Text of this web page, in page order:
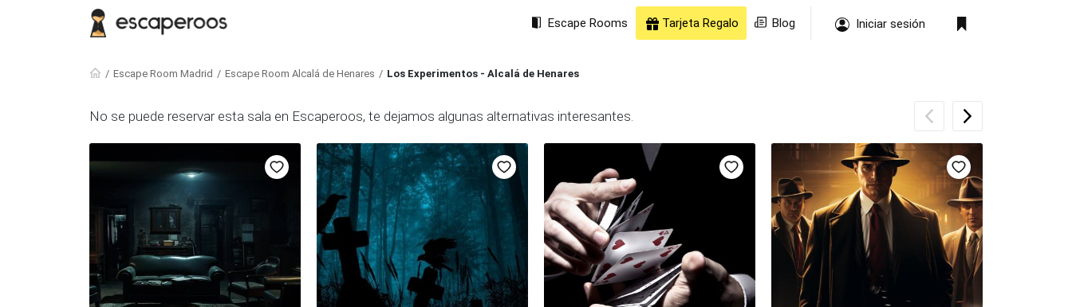
Escape Rooms Tarjeta Regalo Blog Iniciar sesión
Escape Room Madrid Escape Room Alcalá de Henares Los Experimentos - Alcalá de Henares
No se puede reservar esta sala en Escaperoos, te dejamos algunas alternativas interesantes.